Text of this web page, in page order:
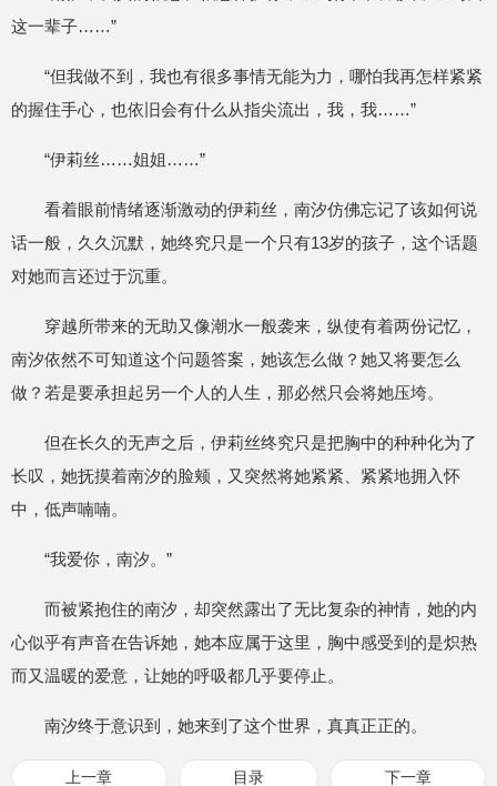
这一辈子……”
“但我做不到，我也有很多事情无能为力，哪怕我再怎样紧紧
的握住手心，也依旧会有什么从指尖流出，我，我……”
“伊莉丝……姐姐……”
看着眼前情绪逐渐激动的伊莉丝，南汐仿佛忘记了该如何说
话一般，久久沉默，她终究只是一个只有13岁的孩子，这个话题
对她而言还过于沉重。
穿越所带来的无助又像潮水一般袭来，纵使有着两份记忆，
南汐依然不可知道这个问题答案，她该怎么做？她又将要怎么
做？若是要承担起另一个人的人生，那必然只会将她压垮。
但在长久的无声之后，伊莉丝终究只是把胸中的种种化为了
长叹，她抚摸着南汐的脸颊，又突然将她紧紧、紧紧地拥入怀
中，低声喃喃。
“我爱你，南汐。”
而被紧抱住的南汐，却突然露出了无比复杂的神情，她的内
心似乎有声音在告诉她，她本应属于这里，胸中感受到的是炽热
而又温暖的爱意，让她的呼吸都几乎要停止。
南汐终于意识到，她来到了这个世界，真真正正的。
上一章 目录 下一章